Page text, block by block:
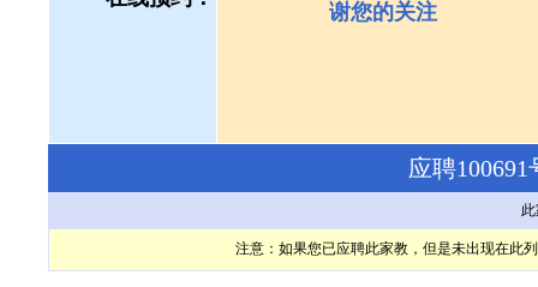
谢您的关注
应聘
注意：如果您已应聘此家教，但是未出现在此